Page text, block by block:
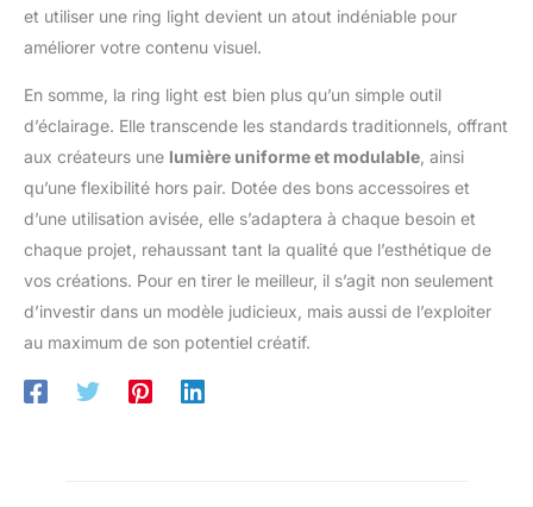
et utiliser une ring light devient un atout indéniable pour
améliorer votre contenu visuel.
En somme, la ring light est bien plus qu’un simple outil
d’éclairage. Elle transcende les standards traditionnels, offrant
aux créateurs une lumière uniforme et modulable , ainsi
qu’une flexibilité hors pair. Dotée des bons accessoires et
d’une utilisation avisée, elle s’adaptera à chaque besoin et
chaque projet, rehaussant tant la qualité que l’esthétique de
vos créations. Pour en tirer le meilleur, il s’agit non seulement
d’investir dans un modèle judicieux, mais aussi de l’exploiter
au maximum de son potentiel créatif.